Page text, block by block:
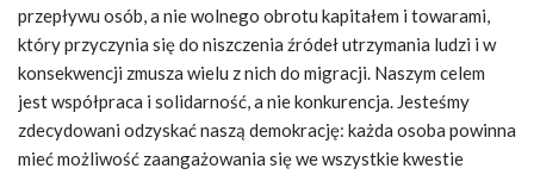
przepływu osób, a nie wolnego obrotu kapitałem i towarami,
który przyczynia się do niszczenia źródeł utrzymania ludzi i w
konsekwencji zmusza wielu z nich do migracji. Naszym celem
jest współpraca i solidarność, a nie konkurencja. Jesteśmy
zdecydowani odzyskać naszą demokrację: każda osoba powinna
mieć możliwość zaangażowania się we wszystkie kwestie